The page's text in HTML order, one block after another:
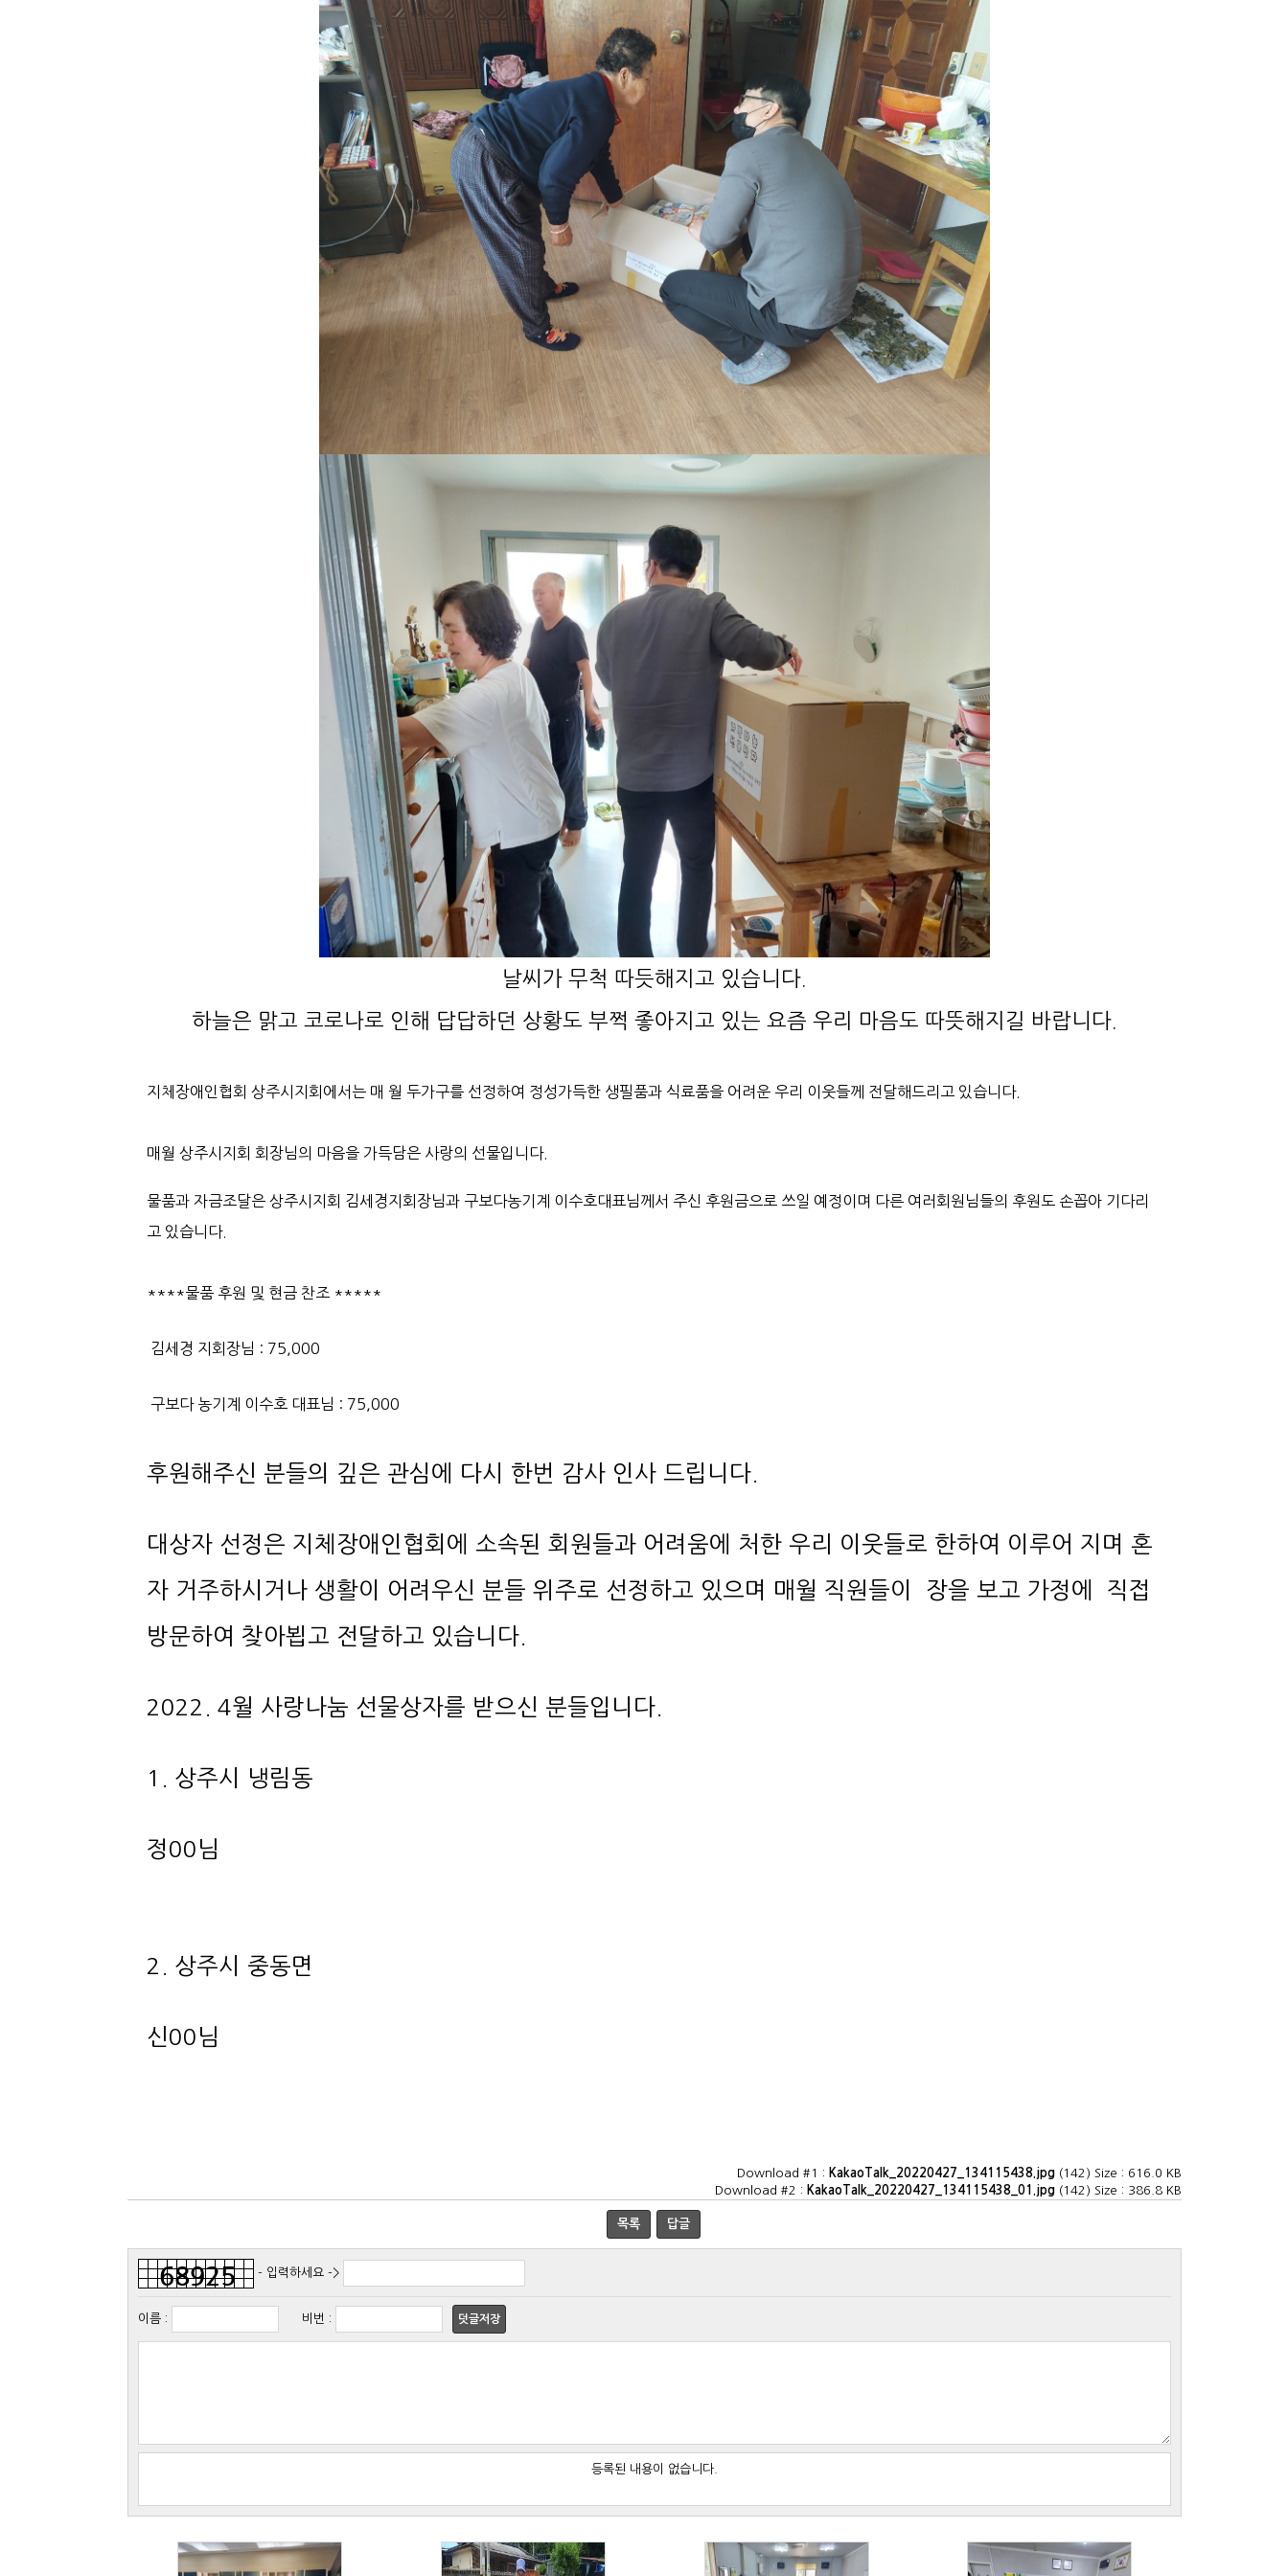
날씨가 무척 따듯해지고 있습니다.
하늘은 맑고 코로나로 인해 답답하던 상황도 부쩍 좋아지고 있는 요즘 우리 마음도 따뜻해지길 바랍니다.
지체장애인협회 상주시지회에서는 매 월 두가구를 선정하여 정성가득한 생필품과 식료품을 어려운 우리 이웃들께 전달해드리고 있습니다.
매월 상주시지회 회장님의 마음을 가득담은 사랑의 선물입니다.
고 있습니다.
****물품 후원 및 현금 찬조 *****
김세경 지회장님 : 75,000
구보다 농기계 이수호 대표님 : 75,000
후원해주신 분들의 깊은 관심에 다시 한번 감사 인사 드립니다.
방문하여 찾아뵙고 전달하고 있습니다.
2022. 4월 사랑나눔 선물상자를 받으신 분들입니다.
1. 상주시 냉림동
정00님
2. 상주시 중동면
신00님
Download #1 : KakaoTalk_20220427_134115438.jpg(142) Size : 616.0 KB
Download #2 : KakaoTalk_20220427_134115438_01.jpg(142) Size : 386.8 KB
목록 답글
- 입력하세요 ->
이름: 비번 : 덧글저장
등록된 내용이 없습니다.